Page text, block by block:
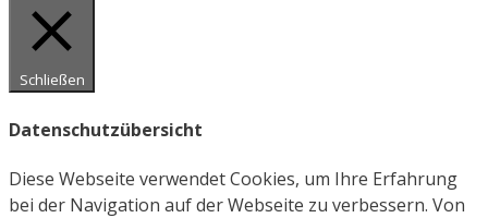
Schließen
Datenschutzübersicht
Diese Webseite verwendet Cookies, um Ihre Erfahrung
bei der Navigation auf der Webseite zu verbessern. Von